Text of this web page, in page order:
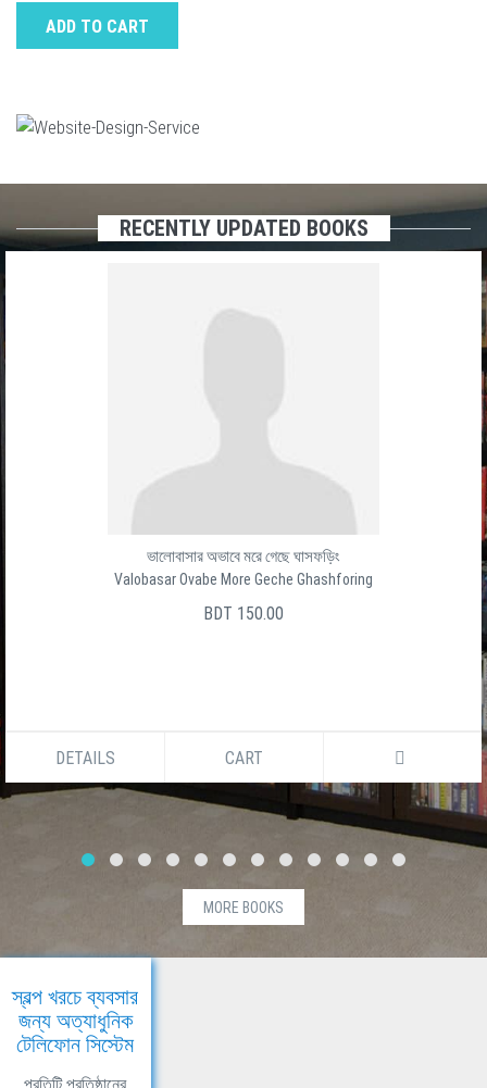
ADD TO CART
RECENTLY UPDATED BOOKS
ভালোবাসার অভাবে মরে গেছে ঘাসফড়িং
Valobasar Ovabe More Geche Ghashforing
BDT 150.00
DETAILS CART
MORE BOOKS
স্বল্প খরচে ব্যবসার
জন্য অত্যাধুনিক
টেলিফোন সিস্টেম